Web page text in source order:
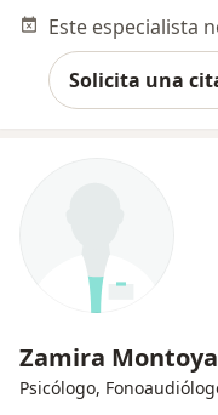
Solicita una
Zamira
Psicólogo,